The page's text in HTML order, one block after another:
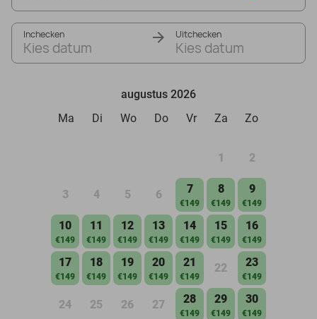
Inchecken
Kies datum
Uitchecken
Kies datum
augustus 2026
Ma
Di Wo Do Vr Za Zo
1 2
3 4 5 6 7
€149
8
€149
9
€149
10
€149
11
€149
12
€149
13
€149
14
€149
15
€149
16
€149
17
€149
18
€149
19
€149
20
€149
21
€149
22 23
€149
24 25 26 27 28
€149
29
€149
30
€149